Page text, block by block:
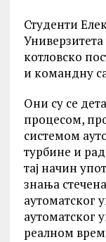
Студенти
котловско
и командну
Они су се
процесом,
системом
турбине и
тај начин
знања
аутоматског
аутоматског
реалном